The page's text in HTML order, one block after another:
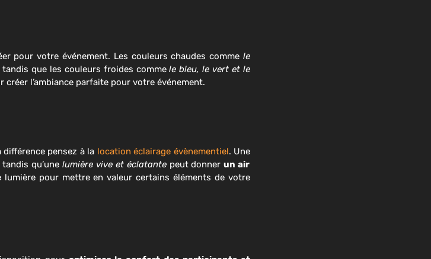
pour votre événement. Les couleurs chaudes comme le
tandis que les couleurs froides commele bleu, le vert et le
l’ambiance parfaite pour votre événement.
pensez à la location éclairage évènementiel. Une
tandis qu’unelumière vive et éclatante peut donnerun air
pour mettre en valeur certains éléments de votre